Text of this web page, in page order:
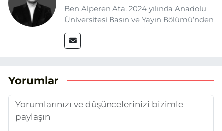
Ben Alperen Ata. 2024 yılında Anadolu
Üniversitesi Basın ve Yayın Bölümü’nden
mezun oldum. Eskişehir Haber
Ajansı’nda (EHA) muhabir ve editör
Yorumlar